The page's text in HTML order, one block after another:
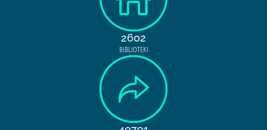
2602
BIBLIOTEKI